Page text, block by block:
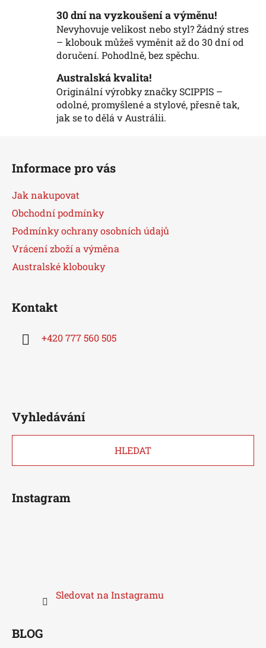
í
p
r
v
y
v
ý
p
30 dní na vyzkoušení a výměnu!
Nevyhovuje velikost nebo styl? Žádný stres
– klobouk můžeš vyměnit až do 30 dní od
doručení. Pohodlně, bez spěchu.
Australská kvalita!
Originální výrobky značky SCIPPIS –
odolné, promyšlené a stylové, přesně tak,
jak se to dělá v Austrálii.
Informace pro vás
Jak nakupovat
Obchodní podmínky
Podmínky ochrany osobních údajů
Vrácení zboží a výměna
Australské klobouky
Kontakt
+420 777 560 505
Vyhledávání
HLEDAT
Instagram
Sledovat na Instagramu
BLOG